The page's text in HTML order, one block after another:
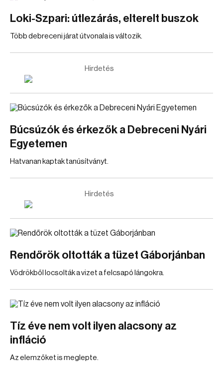
Loki-Szpari: útlezárás, elterelt buszok
Több debreceni járat útvonala is változik.
Hirdetés
Búcsúzók és érkezők a Debreceni Nyári
Egyetemen
Hatvanan kaptak tanúsítványt.
Hirdetés
Rendőrök oltották a tüzet Gáborjánban
Vödrökből locsolták a vizet a felcsapó lángokra.
Tíz éve nem volt ilyen alacsony az
infláció
Az elemzőket is meglepte.